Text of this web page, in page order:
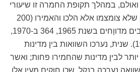
ואולם, במהלך תקופת החמרה זו שיעורי
הפשיעה האלימה לא רק שלא צומצמו אלא הלכו והאמירו (200
פשעים ל-100,000 תושבים מדווָחים בשנת 1965, 364 ב-1970,
וכאמור לעיל 758 ב-1991). שנית, נערכו השוואות בין מדינות
לבין מדינות שהחמירו פחות; ואשר
נערכה בנקל, שכן חוקים מעין אלו